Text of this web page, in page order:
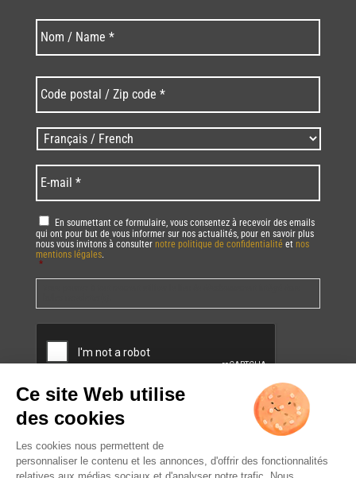
Nom * Nom
postal
/
Zip
code
* *
Langues
/
Language *
mail *
RGPD *
En soumettant ce formulaire, vous consentez à recevoir des emails
qui ont pour but de vous informer sur nos actualités, pour en savoir plus
nous vous invitons à consulter notre politique de confidentialité et nos
mentions légales.
*